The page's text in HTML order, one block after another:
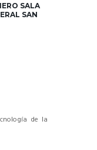
SALA
SAN
de la